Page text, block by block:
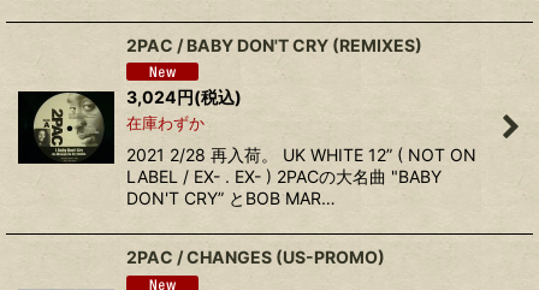
2PAC / BABY DON'T CRY (REMIXES)
3,024円(税込)
在庫わずか
2021 2/28 再入荷。 UK WHITE 12” ( NOT ON
LABEL / EX- . EX- ) 2PACの大名曲 "BABY
DON'T CRY” とBOB MAR…
2PAC / CHANGES (US-PROMO)